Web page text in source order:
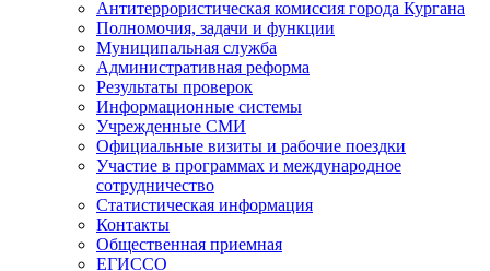
Антитеррористическая комиссия города Кургана
Полномочия, задачи и функции
Муниципальная служба
Административная реформа
Результаты проверок
Информационные системы
Учрежденные СМИ
Официальные визиты и рабочие поездки
Участие в программах и международное
сотрудничество
Статистическая информация
Контакты
Общественная приемная
ЕГИССО